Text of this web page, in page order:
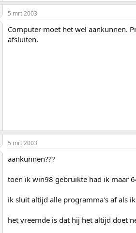
5 mrt 2003
Computer moet het wel aankunnen.
afsluiten.
5 mrt 2003
aankunnen???
toen ik win98 gebruikte had ik maar
ik sluit altijd alle programma's af als
het vreemde is dat hij het altijd doet